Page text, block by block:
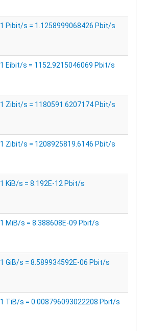
1 Pibit/s = 1.1258999068426 Pbit/s
1 Eibit/s = 1152.9215046069 Pbit/s
1 Zibit/s = 1180591.6207174 Pbit/s
1 Zibit/s = 1208925819.6146 Pbit/s
1 KiB/s = 8.192E-12 Pbit/s
1 MiB/s = 8.388608E-09 Pbit/s
1 GiB/s = 8.589934592E-06 Pbit/s
1 TiB/s = 0.008796093022208 Pbit/s